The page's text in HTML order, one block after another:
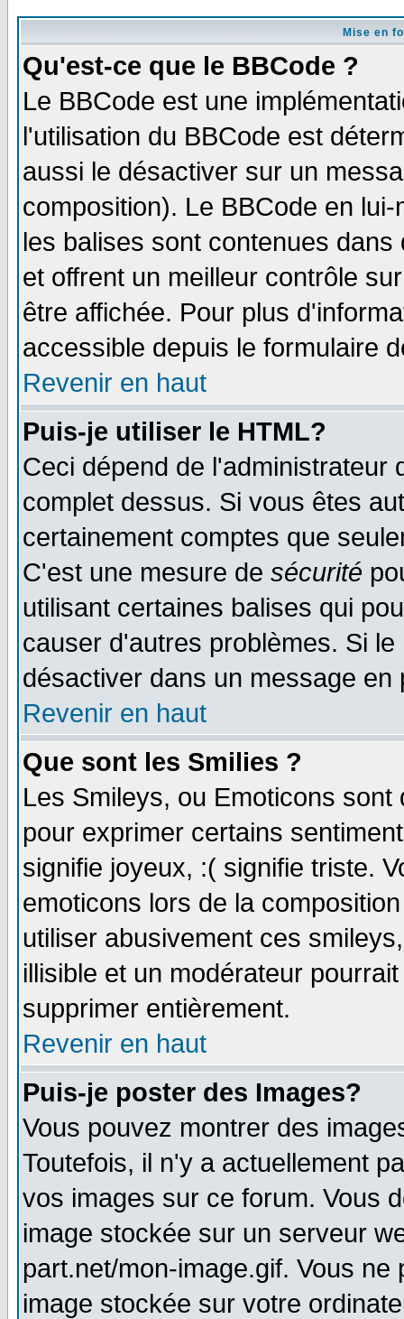
Mise en
Qu'est-ce que le BBCode ?
Le BBCode est une
l'utilisation du BBCode est
aussi le désactiver sur un
composition). Le BBCode en
les balises sont contenues
et offrent un meilleur contrôle
être affichée. Pour plus
accessible depuis le formulaire
Revenir en haut
Puis-je utiliser le HTML?
Ceci dépend de l'administrateur
complet dessus. Si vous êtes
certainement comptes que
C'est une mesure de sécurité
utilisant certaines balises qui
causer d'autres problèmes. Si
désactiver dans un message
Revenir en haut
Que sont les Smilies ?
Les Smileys, ou Emoticons
pour exprimer certains
signifie joyeux, :( signifie triste.
emoticons lors de la
utiliser abusivement ces
illisible et un modérateur
supprimer entièrement.
Revenir en haut
Puis-je poster des Images?
Vous pouvez montrer des
Toutefois, il n'y a actuellement
vos images sur ce forum. Vous
image stockée sur un serveur
part.net/mon-image.gif. Vous
image stockée sur votre